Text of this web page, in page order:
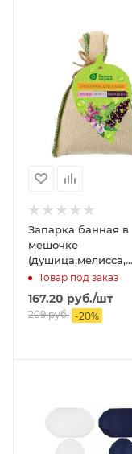
Запарка банная в
мешочке
(душица,мелисса,
смородина) 30гр.
Товар под заказ
167.20 руб./шт
209руб. -20%